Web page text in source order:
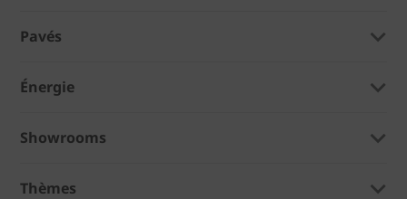
Pavés
Énergie
Showrooms
Thèmes